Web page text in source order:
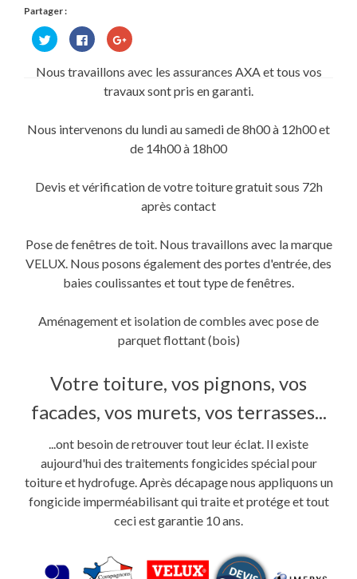
Partager :
Cliquez
pour
partager
Twitter(ouvre
Cliquez
pour
partager
sur
Facebook(ouvre
dans
une
Cliquez
pour
Google+
dans
fenêtre)
Nous travaillons avec les assurances AXA et tous vos
travaux sont pris en garanti.
Nous intervenons du lundi au samedi de 8h00 à 12h00 et
de 14h00 à 18h00
Devis et vérification de votre toiture gratuit sous 72h
après contact
Pose de fenêtres de toit. Nous travaillons avec la marque
VELUX. Nous posons également des portes d'entrée, des
baies coulissantes et tout type de fenêtres.
Aménagement et isolation de combles avec pose de
parquet flottant (bois)
Votre toiture, vos pignons, vos
facades, vos murets, vos terrasses...
...ont besoin de retrouver tout leur éclat. Il existe
aujourd'hui des traitements fongicides spécial pour
toiture et hydrofuge. Après décapage nous appliquons un
fongicide imperméabilisant qui traite et protége et tout
ceci est garantie 10 ans.